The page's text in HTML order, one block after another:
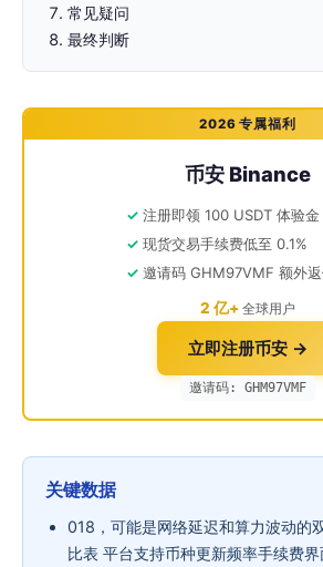
常见疑问
最终判断
2026 专属福利
币安 Binance
注册即领 100 USDT 体验金
现货交易手续费低至 0.1%
邀请码 GHM97VMF 额外
2 亿+ 全球用户
立即注册币安 →
邀请码: GHM97VMF
关键数据
018，可能是网络延迟和算力波动的
比表 平台支持币种更新频率手续费